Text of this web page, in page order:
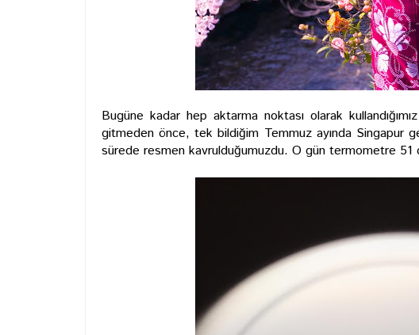
Bugüne kadar hep aktarma noktası olarak
gitmeden önce, tek bildiğim Temmuz ayında Singapur
sürede resmen kavrulduğumuzdu. O gün termometre